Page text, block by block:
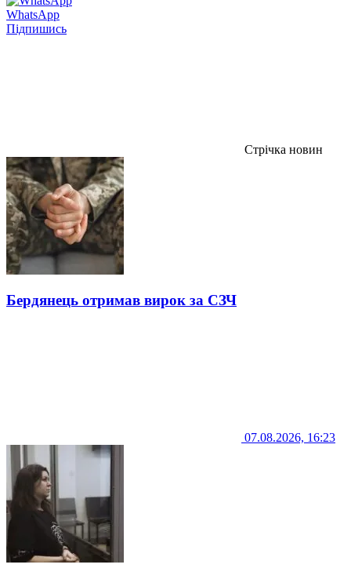
WhatsApp
Підпишись
Стрічка новин
Бердянець отримав вирок за СЗЧ
07.08.2026, 16:23